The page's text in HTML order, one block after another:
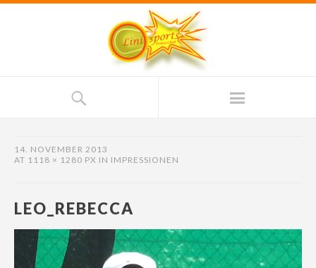
14. NOVEMBER 2013
AT 1118 × 1280 PX IN IMPRESSIONEN
LEO_REBECCA